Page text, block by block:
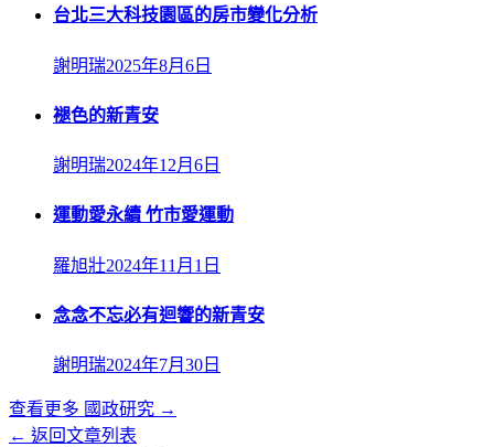
台北三大科技園區的房市變化分析
謝明瑞2025年8月6日
褪色的新青安
謝明瑞2024年12月6日
運動愛永續 竹市愛運動
羅旭壯2024年11月1日
念念不忘必有迴響的新青安
謝明瑞2024年7月30日
查看更多 國政研究 →
← 返回文章列表